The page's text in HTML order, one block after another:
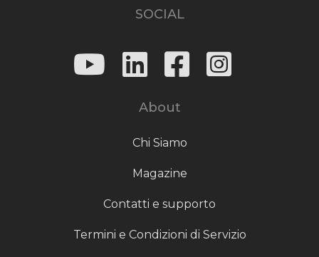
SOCIAL
About
Chi Siamo
Magazine
Contatti e supporto
Termini e Condizioni di Servizio